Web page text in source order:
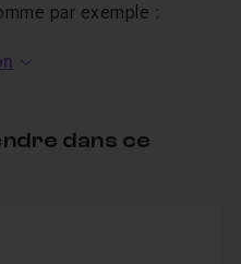
par exemple :
dans ce